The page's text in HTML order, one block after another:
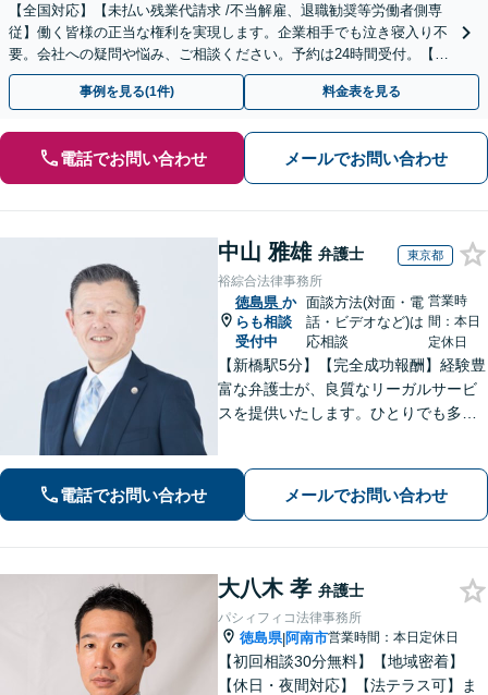
【全国対応】【未払い残業代請求 /不当解雇、退職勧奨等労働者側専
従】働く皆様の正当な権利を実現します。企業相手でも泣き寝入り不
要。会社への疑問や悩み、ご相談ください。予約は24時間受付。【初
回面談無料】【夜間・休日対応可】
事例を見る(1件) 料金表を見る
電話でお問い合わせ メールでお問い合わせ
中山 雅雄 弁護士 東京都
裕綜合法律事務所
徳島県 か
らも相談
受付中
面談方法(対面・電
話・ビデオなど)は
応相談
営業時
間：本日
定休日
【新橋駅5分】【完全成功報酬】経験豊
富な弁護士が、良質なリーガルサービ
スを提供いたします。ひとりでも多く
す。お困りの際は、ぜひご相談くださ
い。【弁護士歴20年以上】
電話でお問い合わせ メールでお問い合わせ
大八木 孝 弁護士
パシィフィコ法律事務所
徳島県|阿南市営業時間：本日定休日
【初回相談30分無料】【地域密着】
【休日・夜間対応】【法テラス可】ま